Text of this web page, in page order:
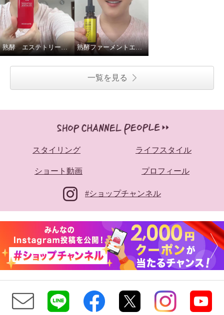
熟酵 エステトリートメント オールインワンセラム 熟酵ファーメントエッセンスVC7
一覧を見る
スタイリング ライフスタイル
ショート動画 プロフィール
#ショップチャンネル